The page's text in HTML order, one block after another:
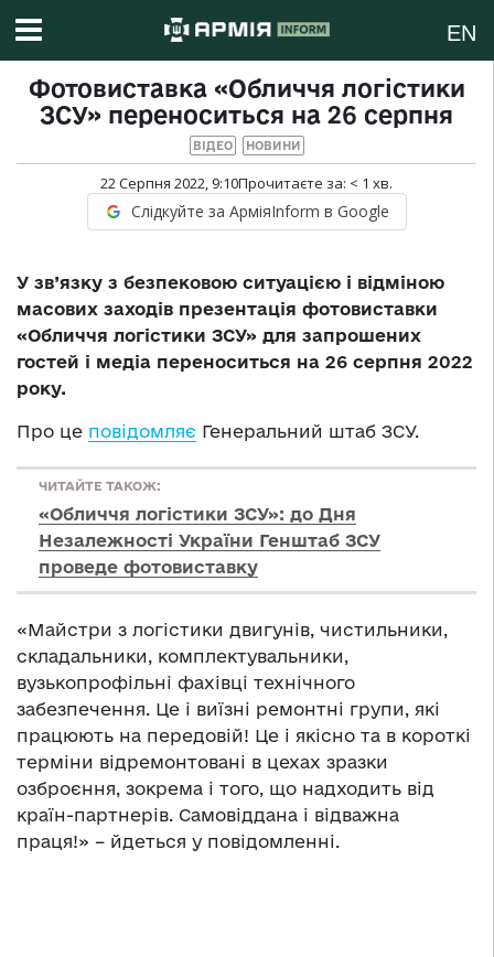
EN
Фотовиставка «Обличчя логістики
ЗСУ» переноситься на 26 серпня
ВІДЕО НОВИНИ
22 Серпня 2022, 9:10Прочитаєте за: < 1 хв.
Слідкуйте за АрміяInform в Google
У зв’язку з безпековою ситуацією і відміною
масових заходів презентація фотовиставки
«Обличчя логістики ЗСУ» для запрошених
гостей і медіа переноситься на 26 серпня 2022
року.
Про це повідомляє Генеральний штаб ЗСУ.
ЧИТАЙТЕ ТАКОЖ:
«Обличчя логістики ЗСУ»: до Дня
Незалежності України Генштаб ЗСУ
проведе фотовиставку
«Майстри з логістики двигунів, чистильники,
складальники, комплектувальники,
вузькопрофільні фахівці технічного
забезпечення. Це і виїзні ремонтні групи, які
працюють на передовій! Це і якісно та в короткі
терміни відремонтовані в цехах зразки
озброєння, зокрема і того, що надходить від
країн-партнерів. Самовіддана і відважна
праця!» – йдеться у повідомленні.